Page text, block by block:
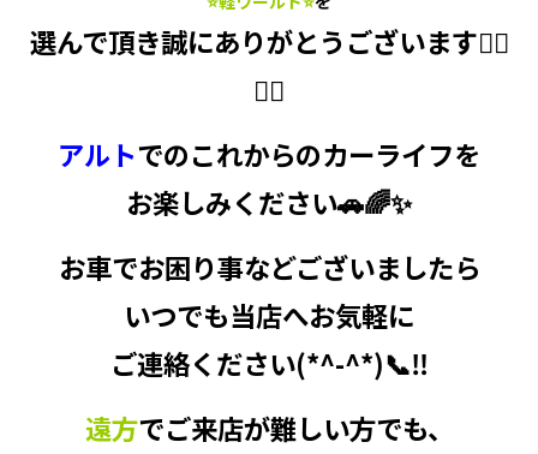
選んで頂き誠にありがとうございます🙇‍♂️
🙇‍♀️
アルトでのこれからのカーライフを
お楽しみください🚗🌈✨
お車でお困り事などございましたら
いつでも当店へお気軽に
ご連絡ください(*^-^*)📞‼
遠方でご来店が難しい方でも、